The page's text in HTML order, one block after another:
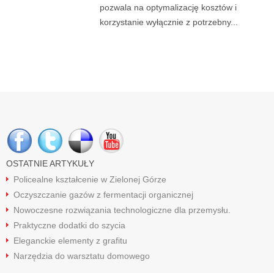
pozwala na optymalizację kosztów i
korzystanie wyłącznie z potrzebny...
OSTATNIE ARTYKUŁY
Policealne kształcenie w Zielonej Górze
Oczyszczanie gazów z fermentacji organicznej
Nowoczesne rozwiązania technologiczne dla przemysłu.
Praktyczne dodatki do szycia
Eleganckie elementy z grafitu
Narzędzia do warsztatu domowego